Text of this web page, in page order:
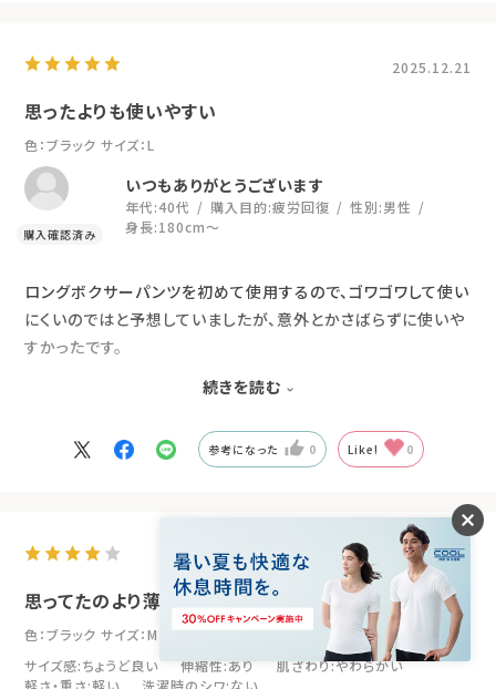
2025.12.21
思ったよりも使いやすい
色：ブラック サイズ：L
いつもありがとうございます
年代:40代 購入目的:疲労回復 性別:男性
身長:180cm～
ロングボクサーパンツを初めて使用するので、ゴワゴワして使い
にくいのではと予想していましたが、意外とかさばらずに使いや
すかったです。
冬用に購入しましたが、温かすぎず寒くもない適度な温度感で
座り仕事で凝りやすい、お尻から太ももの上部までカバーでき
続きを読む
参考になった 0 Like! 0
2026.3.22
思ってたのより薄手だった
色：ブラック サイズ：M
サイズ感:ちょうど良い 伸縮性:あり 肌ざわり:やわらかい
軽さ・重さ:軽い 洗濯時のシワ:ない